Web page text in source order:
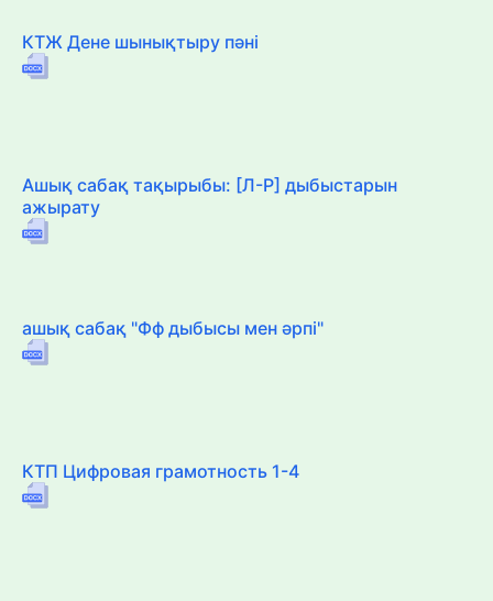
КТЖ Дене шынықтыру пәні
Ашық сабақ тақырыбы: [Л-Р] дыбыстарын
ажырату
ашық сабақ "Фф дыбысы мен әрпі"
КТП Цифровая грамотность 1-4